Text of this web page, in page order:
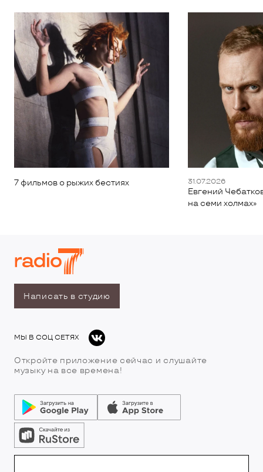
7 фильмов о рыжих бестиях 31.07.2026
Евгений
на семи холмах»
Написать в студию
МЫ В СОЦ СЕТЯХ
Откройте приложение сейчас и слушайте
музыку на все времена!